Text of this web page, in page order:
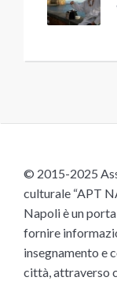
© 2015-2025
culturale “APT
Napoli è un
fornire
insegnamento e
città, attraverso